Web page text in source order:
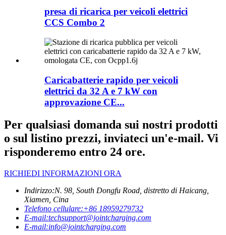
presa di ricarica per veicoli elettrici
CCS Combo 2
Caricabatterie rapido per veicoli
elettrici da 32 A e 7 kW con
approvazione CE...
Per qualsiasi domanda sui nostri prodotti
o sul listino prezzi, inviateci un'e-mail. Vi
risponderemo entro 24 ore.
RICHIEDI INFORMAZIONI ORA
Indirizzo:N. 98, South Dongfu Road, distretto di Haicang,
Xiamen, Cina
Telefono cellulare:+86 18959279732
E-mail:techsupport@jointcharging.com
E-mail:info@jointcharging.com